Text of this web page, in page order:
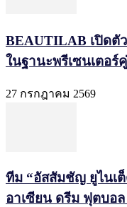
BEAUTILAB เปิดตั
ในฐานะพรีเซนเตอร์
27 กรกฎาคม 2569
ทีม “อัสสัมชัญ ยูไนเ
อาเซียน ดรีม ฟุตบอ